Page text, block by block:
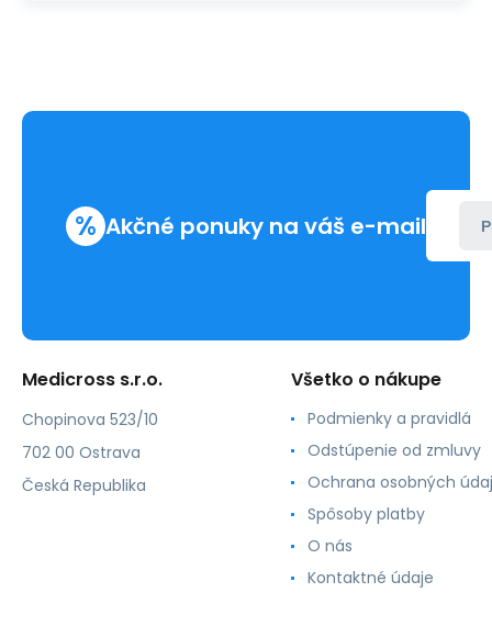
% Akčné ponuky na váš e-mail
Medicross s.r.o.
Chopinova 523/10
702 00 Ostrava
Česká Republika
Všetko o nákupe
Podmienky a pravidlá
Odstúpenie od zmluvy
Ochrana osobných
Spôsoby platby
O nás
Kontaktné údaje